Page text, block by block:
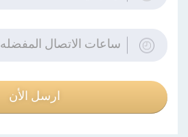
ساعات الاتصال المفضله
ارسل الأن